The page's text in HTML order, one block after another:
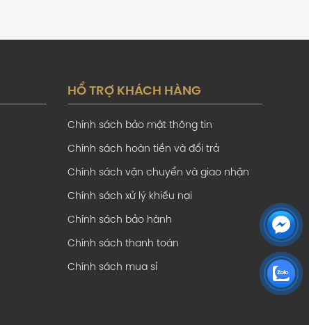
HỔ TRỢ KHÁCH HÀNG
Chính sách bảo mật thông tin
Chính sách hoàn tiền và đổi trả
Chính sách vận chuyển và giao nhận
Chính sách xử lý khiếu nại
Chính sách bảo hành
Chính sách thanh toán
Chính sách mua sỉ